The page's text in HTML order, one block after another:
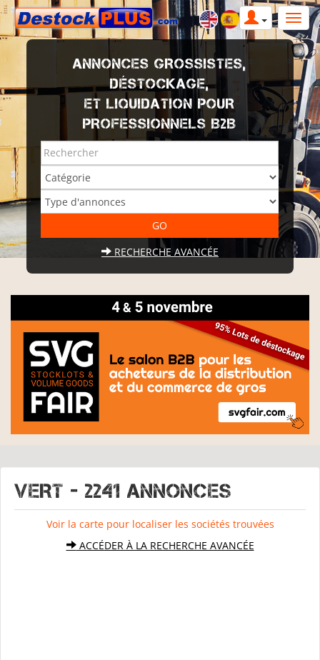
ANNONCES GROSSISTES,
DÉSTOCKAGE,
ET LIQUIDATION POUR
PROFESSIONNELS B2B
RECHERCHE AVANCÉE
VERT - 2241 Annonces
Voir la carte pour localiser les sociétés trouvées
ACCÉDER À LA RECHERCHE AVANCÉE